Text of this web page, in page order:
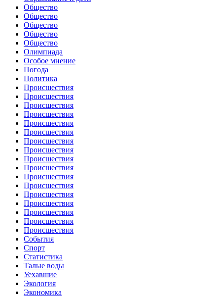
Общество
Общество
Общество
Общество
Общество
Олимпиада
Особое мнение
Погода
Политика
Происшествия
Происшествия
Происшествия
Происшествия
Происшествия
Происшествия
Происшествия
Происшествия
Происшествия
Происшествия
Происшествия
Происшествия
Происшествия
Происшествия
Происшествия
Происшествия
Происшествия
События
Спорт
Статистика
Талые воды
Уехавшие
Экология
Экономика